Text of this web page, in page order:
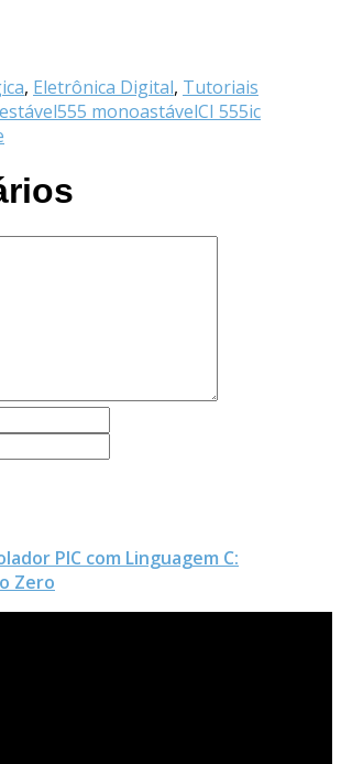
, Eletrônica Digital, Tutoriais
555 monoastávelCI 555ic
PIC com Linguagem C:
Zero